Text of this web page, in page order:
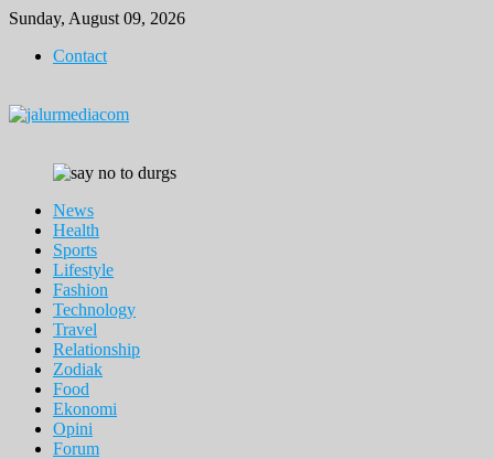
Skip
content
Sunday, August 09, 2026
Contact
News
Health
Sports
Lifestyle
Fashion
Technology
Travel
Relationship
Zodiak
Food
Ekonomi
Opini
Forum